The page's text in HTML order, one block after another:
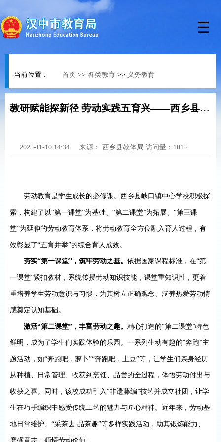
当前位置： 首页 >> 各类教育 >> 义务教育
教研赋能探新径 劳动实践五育兴——西乡县峡口镇中心学校构建“三个课堂”联动模式
2025-11-10 14:34 来源： 西乡县教体局 访问量： 1015
劳动教育是学生成长的必修课。西乡县峡口镇中心学校积极探
索，构建了以“第一课堂”为基础、“第二课堂”为拓展、“第三课
堂”为延伸的劳动教育体系，将劳动教育全方位融入育人过程，有
效彰显了“五育并举”的综合育人成效。
夯实“第一课堂”，筑牢劳动之基。依据国家课程标准，在“第
一课堂”紧扣教材，系统传授劳动知识技能，课堂重知识性，更着
重培养学生劳动意识与习惯，为其树立正确观念、涵养热爱劳动情
感奠定认知基础。
激活“第二课堂”，丰富劳动之趣。精心打造的“第二课堂”特色
鲜明，成为了学生们实践体验的乐园。一系列生动有趣的“奔跑”主
题活动，如“奔跑吧，萝卜”“奔跑吧，土豆”等，让学生们亲身经历
从种植、日常管理、收获到烹饪、品尝的全过程，体悟劳动付出与
收获之喜。同时，该校成功引入“非遗藤编”技艺并成立社团，让学
生在巧手编织中感受传统工艺的魅力与匠心精神。近年来，劳动基
地日常维护、“采茶去·品茶趣”等多样实践活动，助其锻炼能力、
磨砺意志，领悟劳动价值。